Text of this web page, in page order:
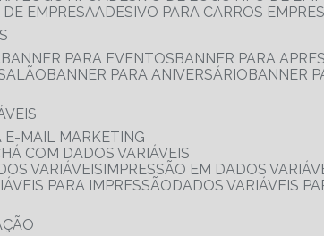
DE EMPRESA
ADESIVO PARA CARROS
BANNER PARA EVENTOS
BANNER PARA
BANNER PARA ANIVERSÁRIO
BANNER
E-MAIL MARKETING
COM DADOS VARIÁVEIS
VARIÁVEIS IMPRESSÃO EM DADOS
PARA IMPRESSÃO
DADOS VARIÁVEIS